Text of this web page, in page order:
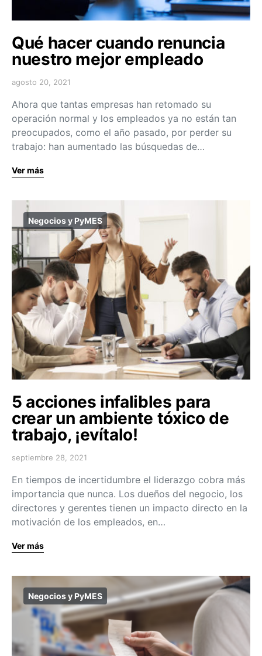
Qué hacer cuando renuncia
nuestro mejor empleado
agosto 20, 2021
Ahora que tantas empresas han retomado su
operación normal y los empleados ya no están tan
preocupados, como el año pasado, por perder su
trabajo: han aumentado las búsquedas de…
Ver más
Negocios y PyMES
5 acciones infalibles para
crear un ambiente tóxico de
trabajo, ¡evítalo!
septiembre 28, 2021
En tiempos de incertidumbre el liderazgo cobra más
importancia que nunca. Los dueños del negocio, los
directores y gerentes tienen un impacto directo en la
motivación de los empleados, en…
Ver más
Negocios y PyMES